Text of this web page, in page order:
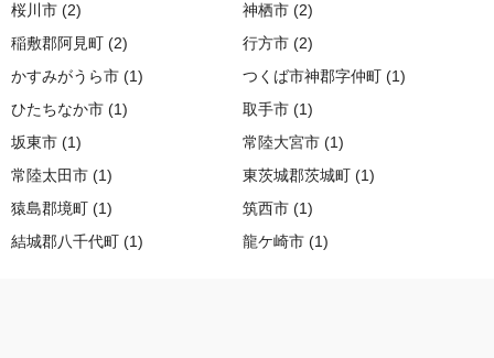
桜川市 (2) 神栖市 (2)
稲敷郡阿見町 (2) 行方市 (2)
かすみがうら市 (1) つくば市神郡字仲町 (1)
ひたちなか市 (1) 取手市 (1)
坂東市 (1) 常陸大宮市 (1)
常陸太田市 (1) 東茨城郡茨城町 (1)
猿島郡境町 (1) 筑西市 (1)
結城郡八千代町 (1) 龍ケ崎市 (1)